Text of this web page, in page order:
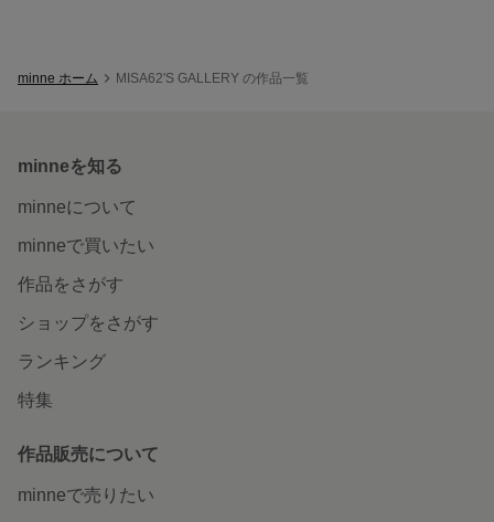
minne ホーム MISA62'S GALLERY の作品一覧
minneを知る
minneについて
minneで買いたい
作品をさがす
ショップをさがす
ランキング
特集
作品販売について
minneで売りたい